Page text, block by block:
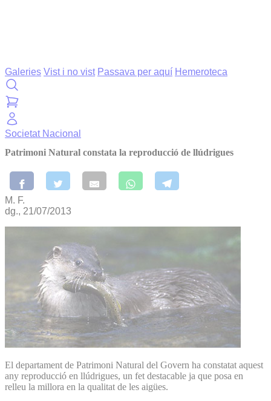
Galeries Vist i no vist Passava per aquí Hemeroteca
Societat Nacional
Patrimoni Natural constata la reproducció de llúdrigues
M. F.
dg., 21/07/2013
El departament de Patrimoni Natural del Govern ha constatat aquest
any reproducció en llúdrigues, un fet destacable ja que posa en
relleu la millora en la qualitat de les aigües.